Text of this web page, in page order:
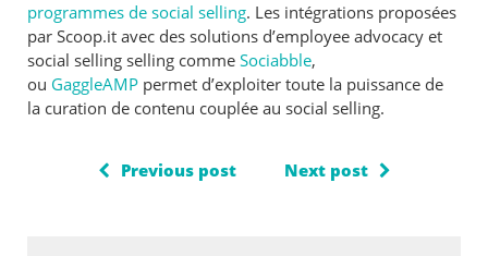
programmes de social selling. Les intégrations proposées
par Scoop.it avec des solutions d’employee advocacy et
social selling selling commeSociabble,
ou GaggleAMP permet d’exploiter toute la puissance de
la curation de contenu couplée au social selling.
Previous post Next post